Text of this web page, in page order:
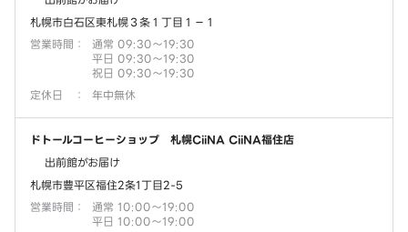
札幌市白石区東札幌３条１丁目１－１
営業時間 ：
通常 09:30～19:30
平日 09:30～19:30
祝日 09:30～19:30
定休日
： 年中無休
ドトールコーヒーショップ 札幌CiiNA CiiNA福住店
出前館がお届け
札幌市豊平区福住2条1丁目2-5
営業時間 ：
通常 10:00～19:00
平日 10:00～19:00